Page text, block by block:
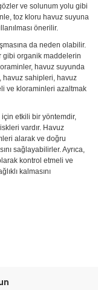
ve solunum yolu gibi
toz kloru havuz suyuna
önerilir.
da neden olabilir.
gibi organik maddelerin
havuz suyunda
havuz sahipleri, havuz
ve kloraminleri azaltmak
etkili bir yöntemdir,
vardır. Havuz
alarak ve doğru
sağlayabilirler. Ayrıca,
kontrol etmeli ve
kalmasını